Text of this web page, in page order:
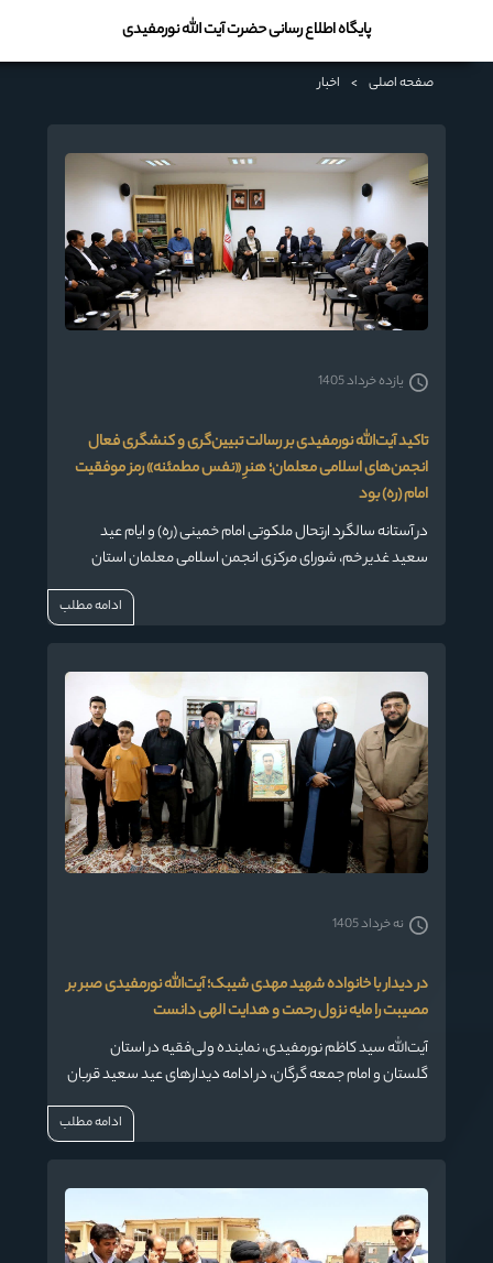
پایگاه اطلاع رسانی حضرت آیت الله نورمفیدی
صفحه اصلی > اخبار
تاکید آیت‌الله نورمفیدی بر رسالت تبیین‌گری و کنشگری فعال
انجمن‌های اسلامی معلمان؛ هنرِ «نفس مطمئنه» رمز موفقیت
امام (ره) بود
در آستانه سالگرد ارتحال ملکوتی امام خمینی (ره) و ایام عید
سعید غدیر خم، شورای مرکزی انجمن اسلامی معلمان استان
گلستان با حضرت آیت‌الله سیدکاظم نورمفیدی، نماینده
یازده خرداد 1405
ادامه مطلب
در دیدار با خانواده شهید مهدی شیبک؛ آیت‌الله نورمفیدی صبر بر
مصیبت را مایه نزول رحمت و هدایت الهی دانست
آیت‌الله سید کاظم نورمفیدی، نماینده ولی‌فقیه در استان
گلستان و امام جمعه گرگان، در ادامه دیدارهای عید سعید قربان
با علما، بزرگان، روحانیون و معتمدین اهل سنت، با حضور در منزل
شهید والامقام مهدی شیبک، از شهدای گرانقدر جنگ رمضان، با
نه خرداد 1405
ادامه مطلب